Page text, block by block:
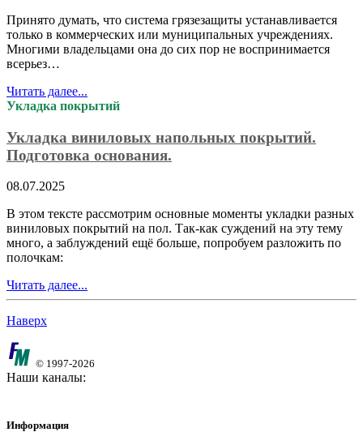
Принято думать, что система грязезащиты устанавливается
только в коммерческих или муниципальных учреждениях.
Многими владельцами она до сих пор не воспринимается
всерьез…
Читать далее...
Укладка покрытий
Укладка виниловых напольных покрытий.
Подготовка основания.
08.07.2025
В этом тексте рассмотрим основные моменты укладки разных
виниловых покрытий на пол. Так-как суждений на эту тему
много, а заблуждений ещё больше, попробуем разложить по
полочкам:
Читать далее...
Наверх
© 1997-2026
Наши каналы:
Информация